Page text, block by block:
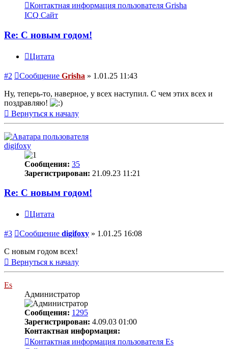
Контактная информация пользователя Grisha
ICQ Сайт
Re: С новым годом!
Цитата
#2 Сообщение Grisha » 1.01.25 11:43
Ну, теперь-то, наверное, у всех наступил. С чем этих всех и
поздравляю!
Вернуться к началу
digifoxy
Сообщения: 35
Зарегистрирован: 21.09.23 11:21
Re: С новым годом!
Цитата
#3 Сообщение digifoxy » 1.01.25 16:08
С новым годом всех!
Вернуться к началу
Es
Администратор
Сообщения: 1295
Зарегистрирован: 4.09.03 01:00
Контактная информация:
Контактная информация пользователя Es